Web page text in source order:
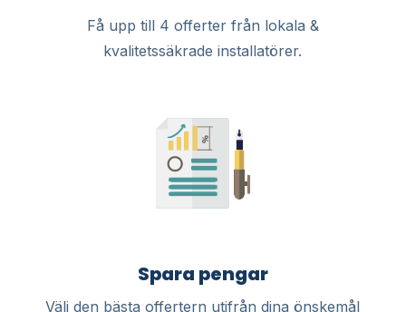
Få upp till 4 offerter från lokala &
kvalitetssäkrade installatörer.
Spara pengar
Välj den bästa offertern utifrån dina önskemål